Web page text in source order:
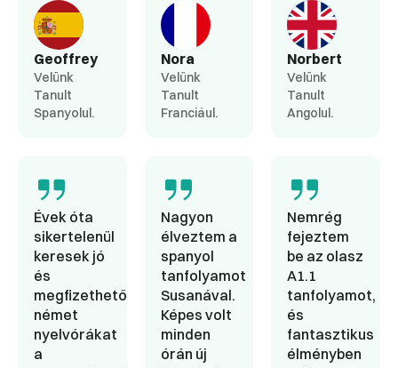
Geoffrey
Velünk
Tanult
Spanyolul.
Nora
Velünk
Tanult
Franciául.
Norbert
Velünk
Tanult
Angolul.
Évek óta
sikertelenül
keresek jó
és
megfizethető
német
nyelvórákat
a
Nagyon
élveztem a
spanyol
tanfolyamot
Susanával.
Képes volt
minden
órán új
Nemrég
fejeztem
be az olasz
A1.1
tanfolyamot,
és
fantasztikus
élményben